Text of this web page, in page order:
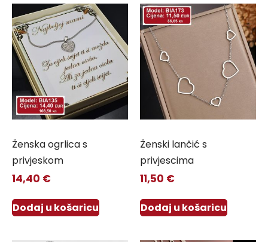
Ženska ogrlica s
privjeskom
14,40 €
Dodaj u košaricu
Ženski lančić s
privjescima
11,50 €
Dodaj u košaricu